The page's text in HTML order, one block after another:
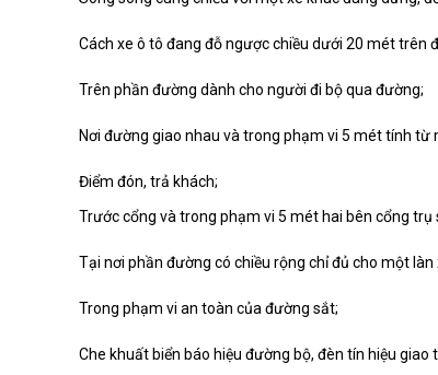
Cách xe ô tô đang đỗ ngược chiều dưới 20 mét
Trên phần đường dành cho người đi bộ qua đường;
Nơi đường giao nhau và trong phạm vi 5 mét tính từ
Điểm đón, trả khách;
Trước cổng và trong phạm vi 5 mét hai bên cổng
Tại nơi phần đường có chiều rộng chỉ đủ cho một làn
Trong phạm vi an toàn của đường sắt;
Che khuất biển báo hiệu đường bộ, đèn tín hiệu giao